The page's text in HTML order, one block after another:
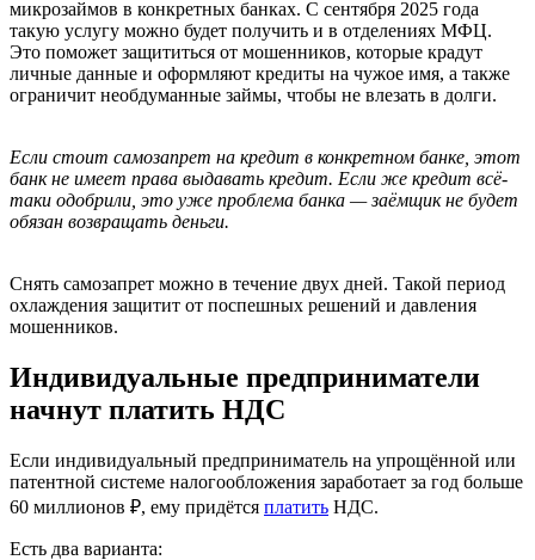
микрозаймов в конкретных банках. С сентября 2025 года
такую услугу можно будет получить и в отделениях МФЦ.
Это поможет защититься от мошенников, которые крадут
личные данные и оформляют кредиты на чужое имя, а также
ограничит необдуманные займы, чтобы не влезать в долги.
Если стоит самозапрет на кредит в конкретном банке, этот
банк не имеет права выдавать кредит. Если же кредит всё-
таки одобрили, это уже проблема банка — заёмщик не будет
обязан возвращать деньги.
Снять самозапрет можно в течение двух дней. Такой период
охлаждения защитит от поспешных решений и давления
мошенников.
Индивидуальные предприниматели
начнут платить НДС
Если индивидуальный предприниматель на упрощённой или
патентной системе налогообложения заработает за год больше
60 миллионов ₽, ему придётся платить НДС.
Есть два варианта: